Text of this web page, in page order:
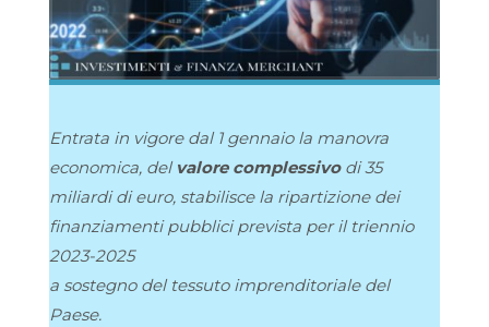
Entrata in vigore dal 1 gennaio la manovra
economica, del valore complessivodi 35
miliardi di euro, stabilisce la ripartizione dei
finanziamenti pubblici prevista per il triennio
2023-2025
a sostegno del tessuto imprenditoriale del
Paese.